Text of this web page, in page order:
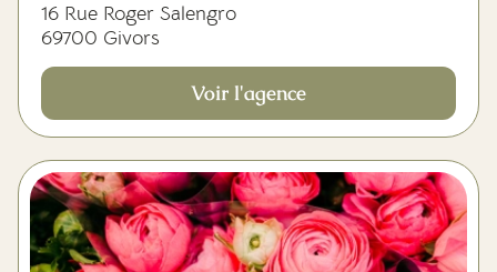
16 Rue Roger Salengro
69700 Givors
Voir l'agence